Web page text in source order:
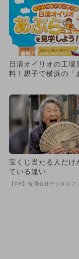
日清オイリオの工場
料！親子で横浜の「
究...
宝くじ当たる人だけ
ている違い
【PR】合同会社デジタルフ